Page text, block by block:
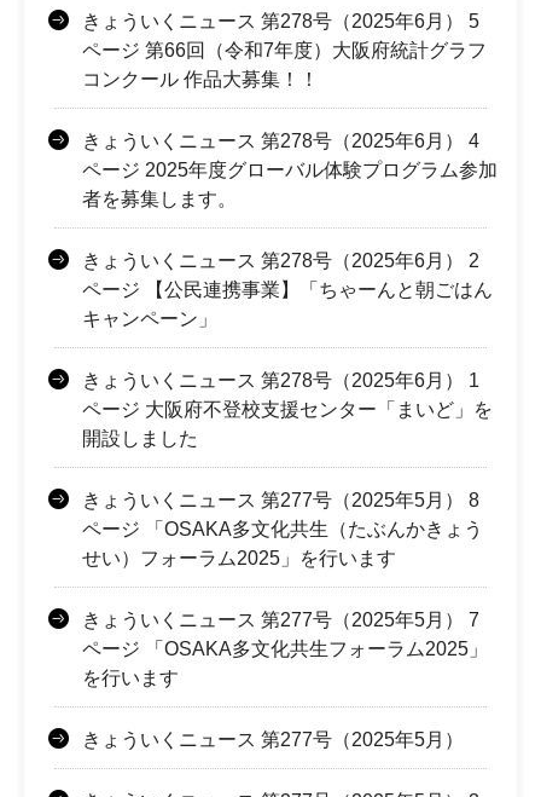
きょういくニュース 第278号（2025年6月） 5
ページ 第66回（令和7年度）大阪府統計グラフ
コンクール 作品大募集！！
きょういくニュース 第278号（2025年6月） 4
ページ 2025年度グローバル体験プログラム参加
者を募集します。
きょういくニュース 第278号（2025年6月） 2
ページ 【公民連携事業】「ちゃーんと朝ごはん
キャンペーン」
きょういくニュース 第278号（2025年6月） 1
ページ 大阪府不登校支援センター「まいど」を
開設しました
きょういくニュース 第277号（2025年5月） 8
ページ 「OSAKA多文化共生（たぶんかきょう
せい）フォーラム2025」を行います
きょういくニュース 第277号（2025年5月） 7
ページ 「OSAKA多文化共生フォーラム2025」
を行います
きょういくニュース 第277号（2025年5月）